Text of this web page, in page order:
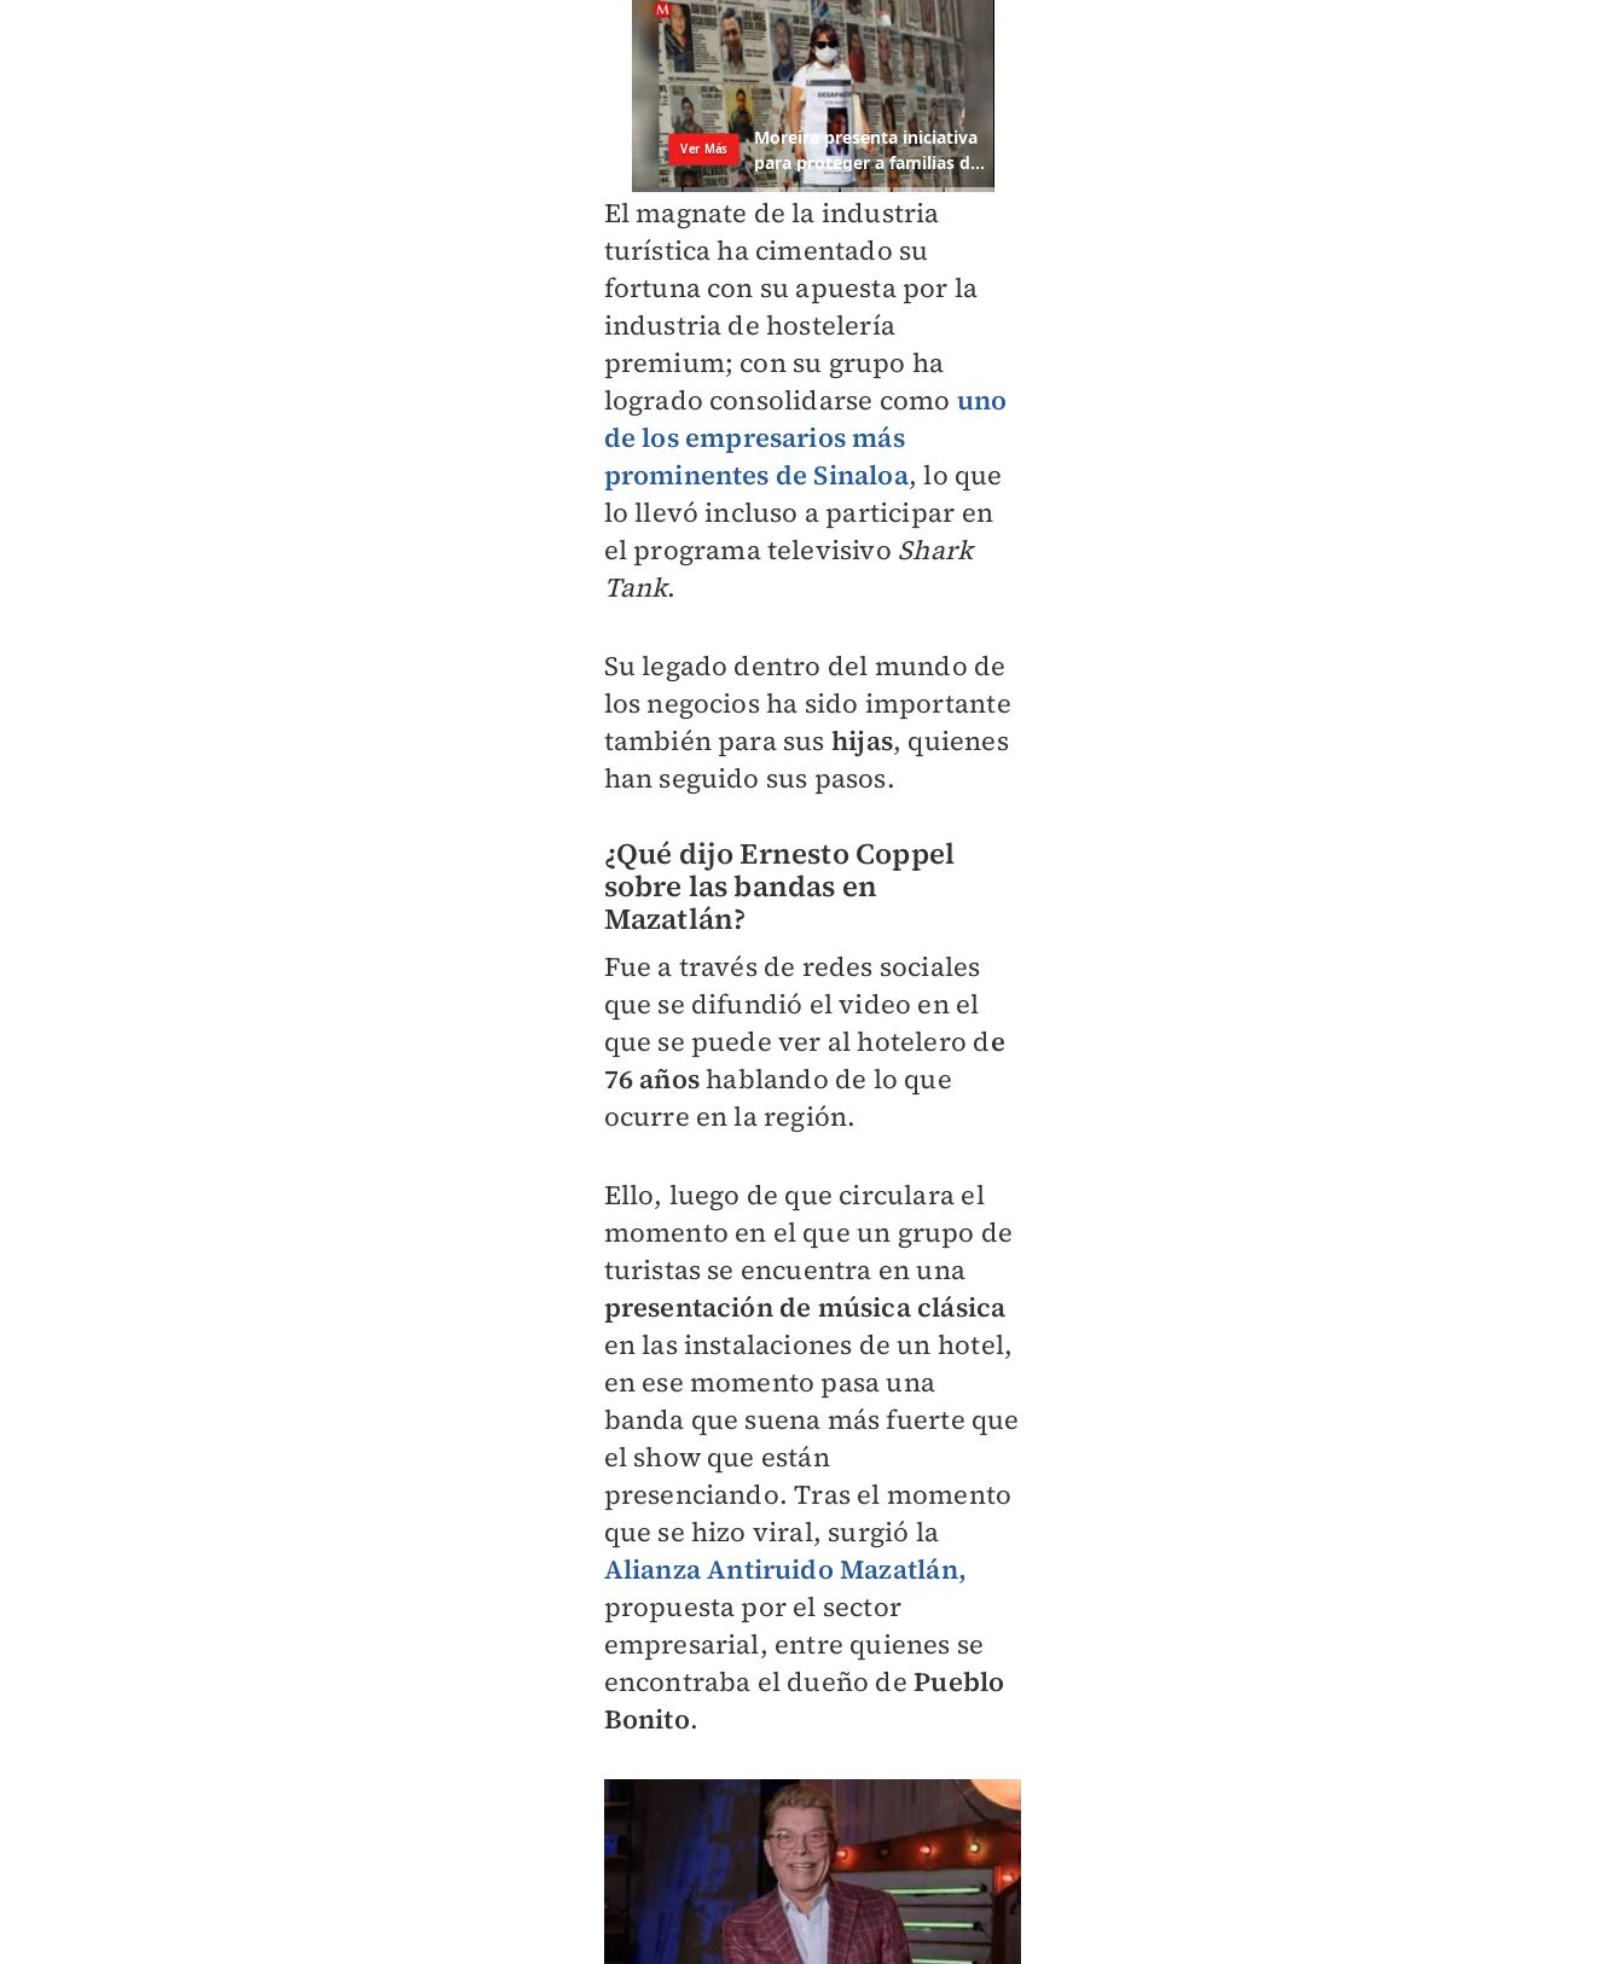
El magnate de la industria
turística ha cimentado su
fortuna con su apuesta por la
industria de hostelería
premium; con su grupo ha
logrado consolidarse como uno
de los empresarios más
prominentes de Sinaloa, lo que
lo llevó incluso a participar en
el programa televisivo Shark
Tank.
Su legado dentro del mundo de
los negocios ha sido importante
también para sus hijas, quienes
han seguido sus pasos.
¿Qué dijo Ernesto Coppel
sobre las bandas en
Mazatlán?
Fue a través de redes sociales
que se difundió el video en el
que se puede ver al hotelero de
76 añoshablando de lo que
ocurre en la región.
Ello, luego de que circulara el
momento en el que un grupo de
turistas se encuentra en una
presentación de música clásica
en las instalaciones de un hotel,
en ese momento pasa una
banda que suena más fuerte que
el show que están
presenciando. Tras el momento
que se hizo viral, surgió la
Alianza Antiruido Mazatlán,
propuesta por el sector
empresarial, entre quienes se
encontraba el dueño dePueblo
Bonito.